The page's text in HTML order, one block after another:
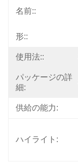
名前::
形::
使用法::
パッケージの詳
細:
供給の能力:
ハイライト: